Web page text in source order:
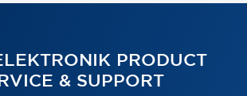
PRODUCT
& SUPPORT